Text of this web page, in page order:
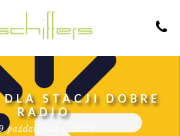
STACJI DOBRE
RADIO
października, 2020